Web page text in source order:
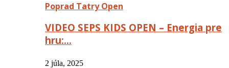
Poprad Tatry Open
VIDEO SEPS KIDS OPEN – Energia pre
hru:…
2 júla, 2025